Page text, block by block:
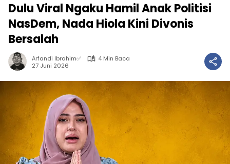
Dulu Viral Ngaku Hamil Anak Politisi
NasDem, Nada Hiola Kini Divonis
Bersalah
Arfandi Ibrahim✅
4 Min Baca
27 Juni 2026